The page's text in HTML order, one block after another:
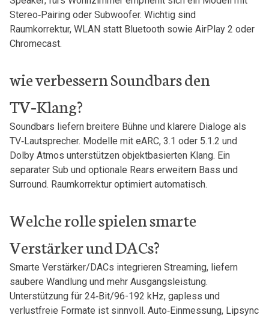
Stereo‑Pairing oder Subwoofer. Wichtig sind
Raumkorrektur, WLAN​ statt Bluetooth⁢ sowie ‍AirPlay 2 oder‌
Chromecast.
wie ‍verbessern ⁣Soundbars den
TV‑Klang?
Soundbars liefern breitere‍ Bühne und ‍klarere Dialoge als
TV‑Lautsprecher. ​Modelle mit⁣ eARC, 3.1 oder 5.1.2 und
Dolby Atmos⁢ unterstützen objektbasierten Klang. Ein
separater⁣ Sub und optionale Rears erweitern Bass und⁣
Surround. Raumkorrektur ⁣optimiert automatisch.
Welche‍ rolle spielen smarte​
Verstärker und DACs?
Smarte Verstärker/DACs integrieren Streaming, liefern
saubere Wandlung⁣ und⁤ mehr Ausgangsleistung.
Unterstützung für​ 24‑Bit/96-192⁢ kHz, gapless und
verlustfreie‌ Formate ist sinnvoll.⁢ Auto‑Einmessung, Lipsync